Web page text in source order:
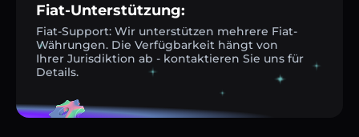
Fiat-Unterstützung:
Fiat-Support: Wir unterstützen mehrere Fiat-
Währungen. Die Verfügbarkeit hängt von
Ihrer Jurisdiktion ab - kontaktieren Sie uns für
Details.